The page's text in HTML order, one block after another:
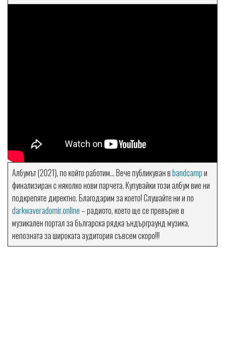
Албумът (2021), по който работим… Вече публикуван вbandcampи
финализиран с няколко нови парчета. Купувайки този албум вие ни
подкрепяте директно. Благодарим за което! Слушайте ни и по
darkwaveradomir.online – радиото, което ще се превърне в
музикален портал за българска рядка ъндърграунд музика,
непозната за широката аудитория съвсем скоро!!!